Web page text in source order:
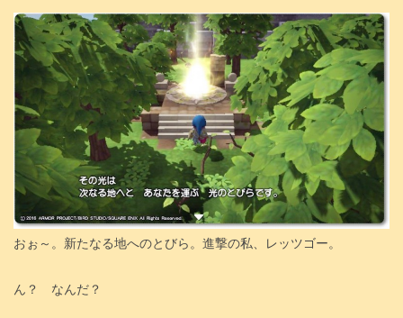
おぉ～。新たなる地へのとびら。進撃の私、レッツゴー。
ん？ なんだ？